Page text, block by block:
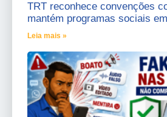
TRT reconhece convenções
mantém programas sociais
Leia mais »